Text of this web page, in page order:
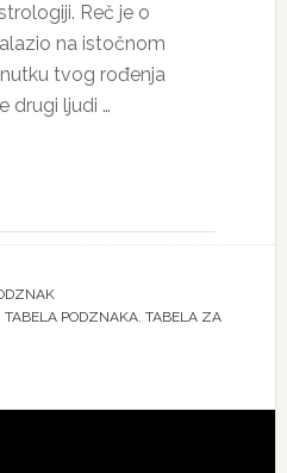
Reč je o
na istočnom
tvog rođenja
drugi ljudi …
TABELA PODZNAKA, TABELA ZA